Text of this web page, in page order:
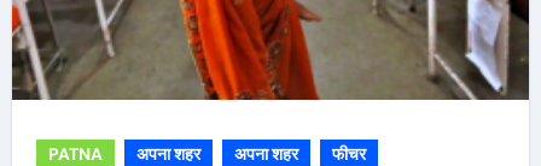
PATNA अपना शहर अपना शहर फीचर